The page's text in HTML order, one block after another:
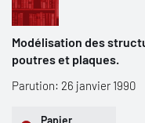
Modélisation des
poutres et plaques.
Parution: 26 janvier 1990
Papier